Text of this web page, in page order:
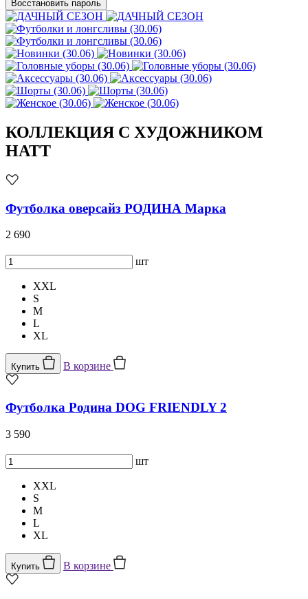
Восстановить пароль
КОЛЛЕКЦИЯ С ХУДОЖНИКОМ
HATT
Футболка оверсайз РОДИНА Марка
2 690
шт
XXL
S
M
L
XL
Купить В корзине
Футболка Родина DOG FRIENDLY 2
3 590
шт
XXL
S
M
L
XL
Купить В корзине